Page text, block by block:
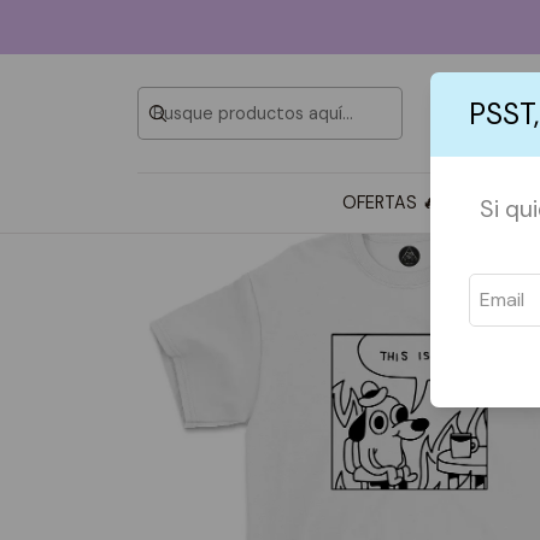
Si
OFERTAS 🔥 TOTE